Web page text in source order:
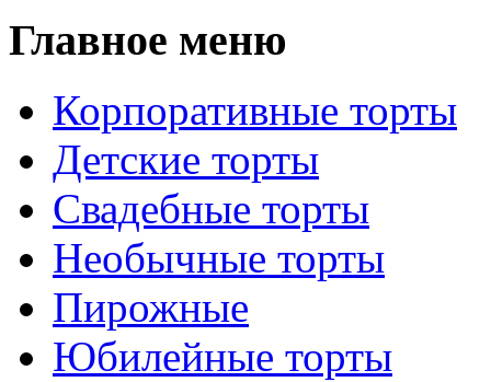
Главное меню
Корпоративные торты
Детские торты
Свадебные торты
Необычные торты
Пирожные
Юбилейные торты